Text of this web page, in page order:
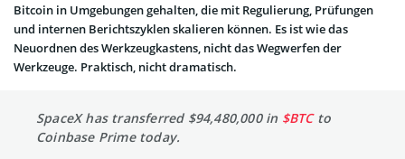
Bitcoin in Umgebungen gehalten, die mit Regulierung, Prüfungen
und internen Berichtszyklen skalieren können. Es ist wie das
Neuordnen des Werkzeugkastens, nicht das Wegwerfen der
Werkzeuge. Praktisch, nicht dramatisch.
SpaceX has transferred $94,480,000 in $BTCto
Coinbase Prime today.